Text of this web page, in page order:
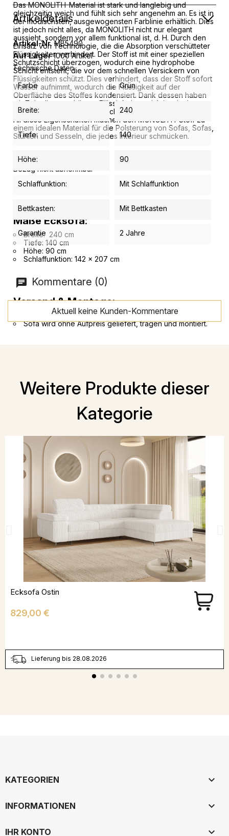
Das MONOLITH-Material ist stark und langlebig und
gleichzeitig weich und fühlt sich sehr angenehm an. Es ist in
der modischsten, ausgewogensten Farblinie erhältlich. Dies
ist jedoch nicht alles, da MONOLITH nicht nur elegant
aussieht, sondern vor allem funktional ist, d. H. Durch den
Einsatz von Technologie, die die Absorption verschütteter
Flüssigkeiten verhindert. Der Stoff ist mit einer speziellen
Schutzschicht überzogen, wodurch eine hydrophobe
Schicht entsteht, die vor dem schnellen Versickern von
Flüssigkeiten schützt. Dies verhindert, dass der Stoff sofort
Wasser aufnimmt, wodurch die Flüssigkeit auf der
Oberfläche des Stoffes kondensiert. Dank dessen haben
wir Zeit, die verschüttete Flüssigkeit vorsichtig mit einem
weichen Tuch oder Papiertuch abzulassen.
All diese Eigenschaften machen den MONOLITH-Stoff zu
einem idealen Material für die Polsterung von Sofas, Sofas,
Stühlen und Sesseln, die jedes Interieur schmücken.
Bezug nicht abnehmbar
Maße Ecksofa:
Breite: 240 cm
Tiefe: 140 cm
Höhe: 90 cm
Schlaffunktion: 142 x 207 cm
Versand & Montage:
Sofa wird ohne Aufpreis geliefert, tragen und montiert.
Artikeldetails
Artikel-Nr. MB5490
Auf Lager 1000 Artikel
Technische Daten
Farbe
Grün
Breite: 240
Tiefe: 140
Höhe: 90
Schlaffunktion: Mit Schlaffunktion
Bettkasten: Mit Bettkasten
Garantie 2 Jahre
Kommentare (0)
Aktuell keine Kunden-Kommentare
Weitere Produkte dieser
Kategorie
Ecksofa Ostin
Preis
829,00 €
Lieferung bis 28.08.2026
KATEGORIEN 
INFORMATIONEN 
IHR KONTO 